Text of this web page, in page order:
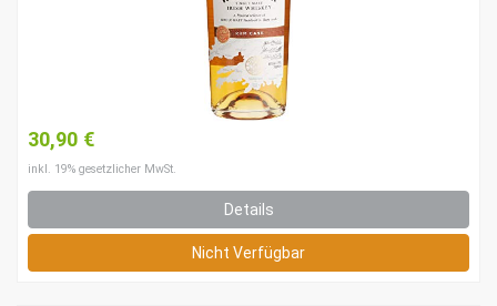
30,90 €
inkl. 19% gesetzlicher MwSt.
Details
Nicht Verfügbar